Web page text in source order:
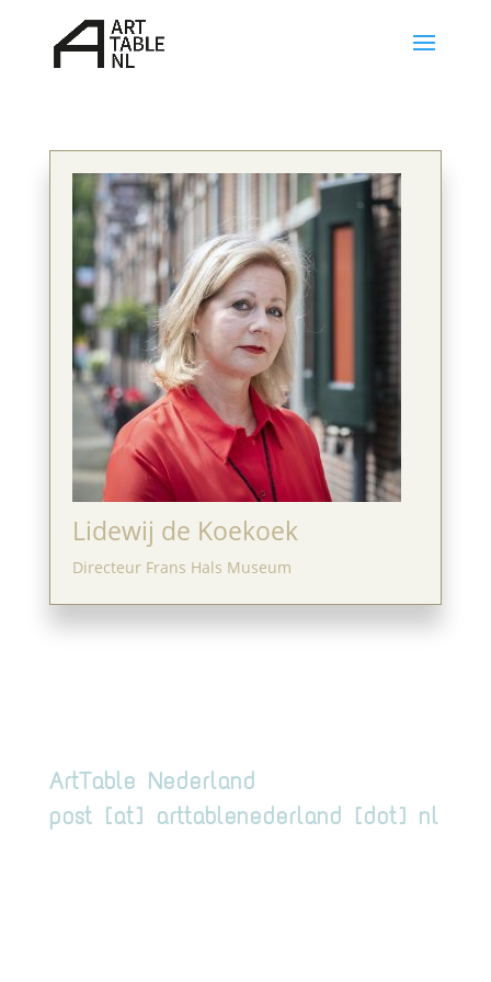
Lidewij de Koekoek
Directeur Frans Hals Museum
ArtTable Nederland
post [at] arttablenederland [dot] nl